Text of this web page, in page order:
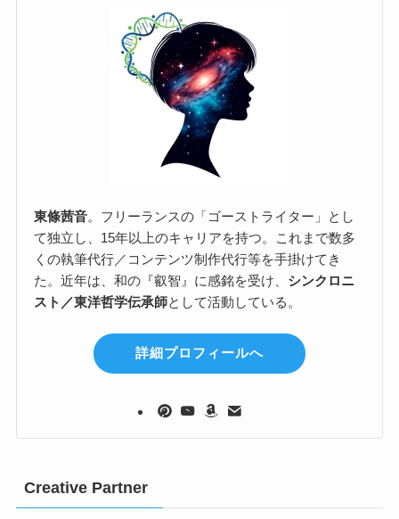
東條茜音。フリーランスの「ゴーストライター」とし
て独立し、15年以上のキャリアを持つ。これまで数多
くの執筆代行／コンテンツ制作代行等を手掛けてき
た。近年は、和の『叡智』に感銘を受け、 シンクロニ
スト／東洋哲学伝承師として活動している。
詳細プロフィールへ
Creative Partner